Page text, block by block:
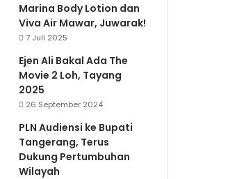
Marina Body Lotion dan
Viva Air Mawar, Juwarak!
7 Juli 2025
Ejen Ali Bakal Ada The
Movie 2 Loh, Tayang
2025
26 September 2024
PLN Audiensi ke Bupati
Tangerang, Terus
Dukung Pertumbuhan
Wilayah